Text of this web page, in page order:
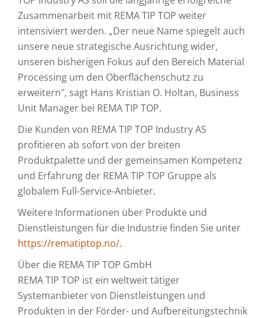
Zusammenarbeit mit REMA TIP TOP weiter
intensiviert werden. „Der neue Name spiegelt auch
unsere neue strategische Ausrichtung wider,
unseren bisherigen Fokus auf den Bereich Material
Processing um den Oberflächenschutz zu
erweitern", sagt Hans Kristian O. Holtan, Business
Unit Manager bei REMA TIP TOP.
Die Kunden von REMA TIP TOP Industry AS
profitieren ab sofort von der breiten
Produktpalette und der gemeinsamen Kompetenz
und Erfahrung der REMA TIP TOP Gruppe als
globalem Full-Service-Anbieter.
Weitere Informationen über Produkte und
Dienstleistungen für die Industrie finden Sie unter
https://rematiptop.no/.
Über die REMA TIP TOP GmbH
REMA TIP TOP ist ein weltweit tätiger
Systemanbieter von Dienstleistungen und
Produkten in der Förder- und Aufbereitungstechnik